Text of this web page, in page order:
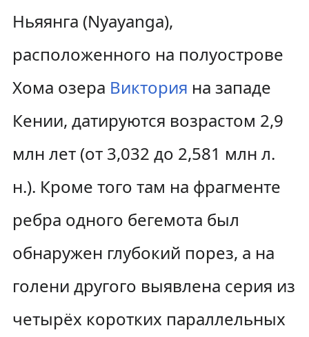
Ньяянга (Nyayanga),
расположенного на полуострове
Хома озера Виктория на западе
Кении, датируются возрастом 2,9
млн лет (от 3,032 до 2,581 млн л.
н.). Кроме того там на фрагменте
ребра одного бегемота был
обнаружен глубокий порез, а на
голени другого выявлена серия из
четырёх коротких параллельных